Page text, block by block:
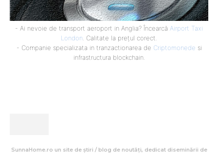
- Ai nevoie de transport aeroport in Anglia? Încearcă Airport Taxi
London. Calitate la prețul corect.
- Companie specializata in tranzactionarea de Criptomonede si
infrastructura blockchain.
SunnaHome.ro un site de știri / blog de noutăți, dedicat diseminării de